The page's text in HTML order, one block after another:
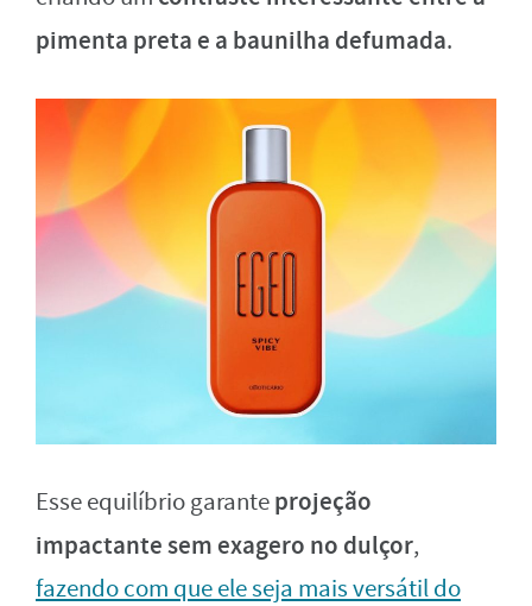
pimenta preta e a baunilha defumada.
Esse equilíbrio garanteprojeção
impactante sem exagero no dulçor,
fazendo com que ele seja mais versátil do